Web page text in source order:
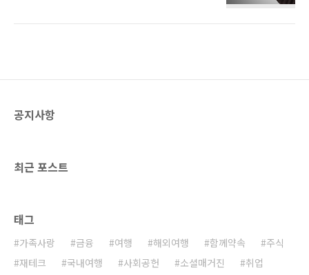
사는 게 좋을까?’ 이 질문에 답을 하려면 먼저 달
행인 한국은행의 금융통화위원회에서 이루어지
로 각자 금리를 책정합니다. 만..
공지사항
최근 포스트
태그
가족사랑 금융 여행 해외여행 함께약속
주식
재테크
국내여행 사회공헌 소셜매거진
취업